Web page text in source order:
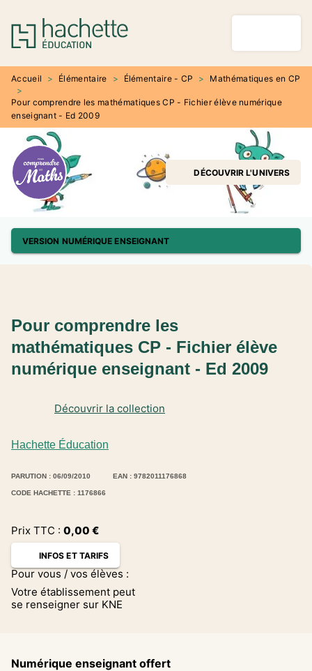
MENU RECHERCHE
PIED DE PAGE
Accueil > Élémentaire > Élémentaire - CP >
Mathématiques en CP
>
Pour comprendre les mathématiques CP - Fichier élève numérique
enseignant - Ed 2009
DÉCOUVRIR L'UNIVERS
VERSION NUMÉRIQUE ENSEIGNANT
Hachette Éducation
Découvrir la collection
Pour comprendre les
mathématiques CP - Fichier élève
numérique enseignant - Ed 2009
PARUTION : 06/09/2010 EAN : 9782011176868
CODE HACHETTE : 1176866
Prix TTC : 0,00 €
INFOS ET TARIFS
Pour vous / vos élèves :
Votre établissement peut
se renseigner sur KNE
Numérique enseignant offert